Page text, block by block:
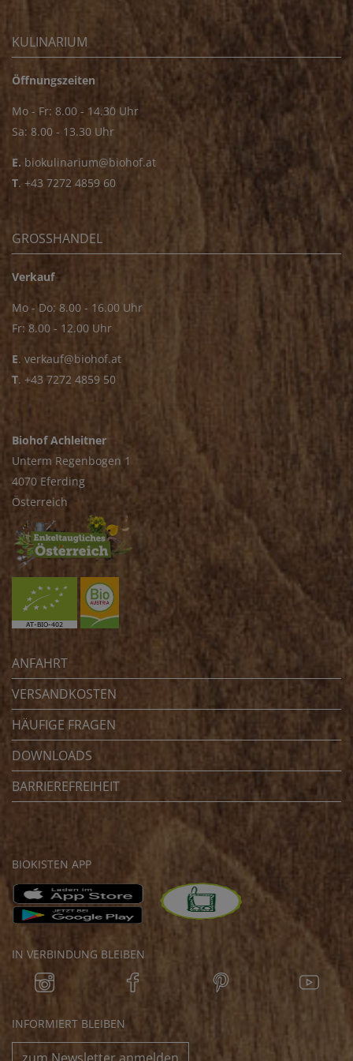
KULINARIUM
Öffnungszeiten
Mo - Fr: 8.00 - 14.30 Uhr
Sa: 8.00 - 13.30 Uhr
E. biokulinarium@biohof.at
T. +43 7272 4859 60
GROSSHANDEL
Verkauf
Mo - Do: 8.00 - 16.00 Uhr
Fr: 8.00 - 12.00 Uhr
E. verkauf@biohof.at
T. +43 7272 4859 50
Biohof Achleitner
Unterm Regenbogen 1
4070 Eferding
Österreich
ANFAHRT
VERSANDKOSTEN
HÄUFIGE FRAGEN
DOWNLOADS
BARRIEREFREIHEIT
BIOKISTEN APP
IN VERBINDUNG BLEIBEN
INFORMIERT BLEIBEN